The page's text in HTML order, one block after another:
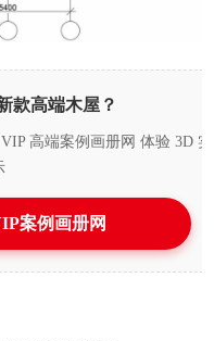
款高端木屋？
高端案例画册网 体验 3D 实
案例画册网